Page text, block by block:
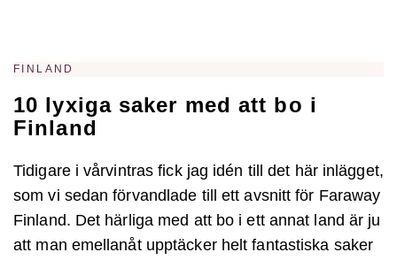
FINLAND
10 lyxiga saker med att bo i
Finland
Tidigare i vårvintras fick jag idén till det här inlägget,
som vi sedan förvandlade till ett avsnitt för Faraway
Finland. Det härliga med att bo i ett annat land är ju
att man emellanåt upptäcker helt fantastiska saker